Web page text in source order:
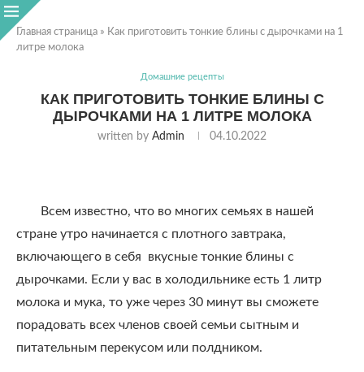
Главная страница » Как приготовить тонкие блины с дырочками на 1
литре молока
Домашние рецепты
КАК ПРИГОТОВИТЬ ТОНКИЕ БЛИНЫ С
ДЫРОЧКАМИ НА 1 ЛИТРЕ МОЛОКА
written by Admin 04.10.2022
Всем известно, что во многих семьях в нашей
стране утро начинается с плотного завтрака,
включающего в себя вкусные тонкие блины с
дырочками. Если у вас в холодильнике есть 1 литр
молока и мука, то уже через 30 минут вы сможете
порадовать всех членов своей семьи сытным и
питательным перекусом или полдником.